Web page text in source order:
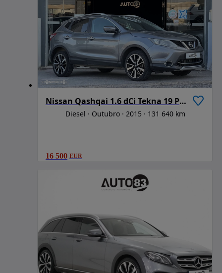
Nissan Qashqai 1.6 dCi Tekna 19 Pele Xtronic
Diesel Outubro 2015 131 640 km
16 500 EUR